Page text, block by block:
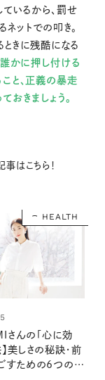
いるから、罰せ
ットでの叩き。
ときに残酷になる
かに押し付ける
と、正義の暴走
きましょう。
事はこちら！
HEALTH
さんの「心に効
】美しさの秘訣・前
すための6つのメ